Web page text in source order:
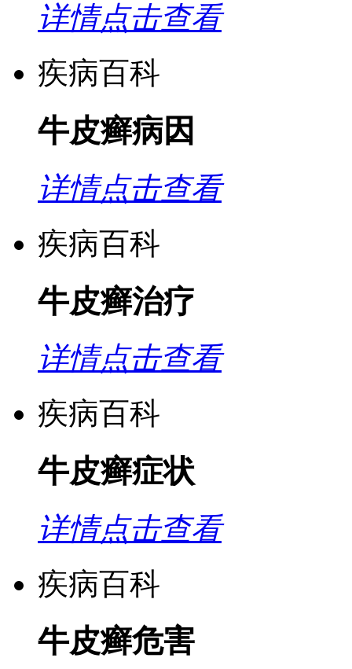
详情点击查看
疾病百科
牛皮癣病因
详情点击查看
疾病百科
牛皮癣治疗
详情点击查看
疾病百科
牛皮癣症状
详情点击查看
疾病百科
牛皮癣危害